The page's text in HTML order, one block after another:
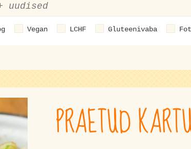
Vegan LCHF Gluteenivaba
PRAETUD